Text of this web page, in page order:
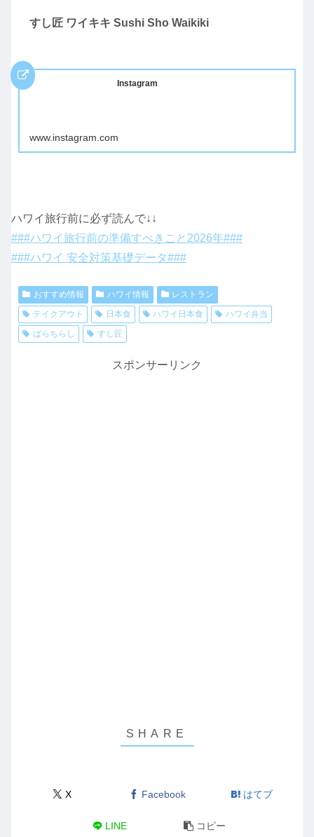
すし匠 ワイキキ Sushi Sho Waikiki
Instagram
www.instagram.com
ハワイ旅行前に必ず読んで↓↓
###ハワイ旅行前の準備すべきこと2026年###
###ハワイ 安全対策基礎データ###
おすすめ情報 ハワイ情報
レストラン
テイクアウト
日本食 ハワイ日本食
ハワイ弁当
ばらちらし
すし匠
スポンサーリンク
X Facebook はてブ
LINE コピー